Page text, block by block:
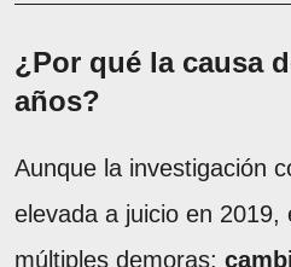
¿Por qué la causa
años?
Aunque la investigación
elevada a juicio en 2019,
múltiples demoras: